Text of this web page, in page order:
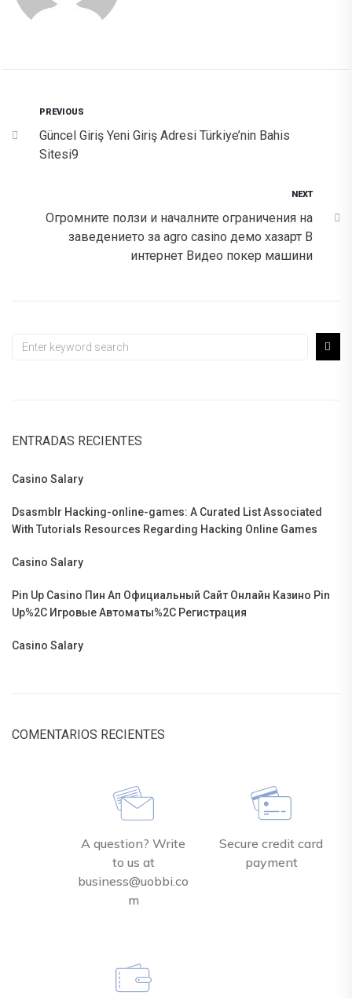
PREVIOUS
Güncel Giriş Yeni Giriş Adresi Türkiye’nin Bahis
Sitesi9
NEXT
Огромните ползи и началните ограничения на
заведението за agro casino демо хазарт В
интернет Видео покер машини
ENTRADAS RECIENTES
Casino Salary
Dsasmblr Hacking-online-games: A Curated List Associated
With Tutorials Resources Regarding Hacking Online Games
Casino Salary
Pin Up Casino Пин Ап Официальный Сайт Онлайн Казино Pin
Up%2C Игровые Автоматы%2C Регистрация
Casino Salary
COMENTARIOS RECIENTES
A question? Write
to us at
business@uobbi.co
m
Secure credit card
payment